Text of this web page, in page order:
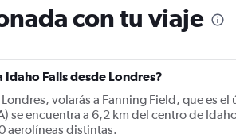
con tu viaje
Falls desde Londres?
volarás a Fanning Field, que es
se encuentra a 6,2 km del centro de
aerolíneas distintas.